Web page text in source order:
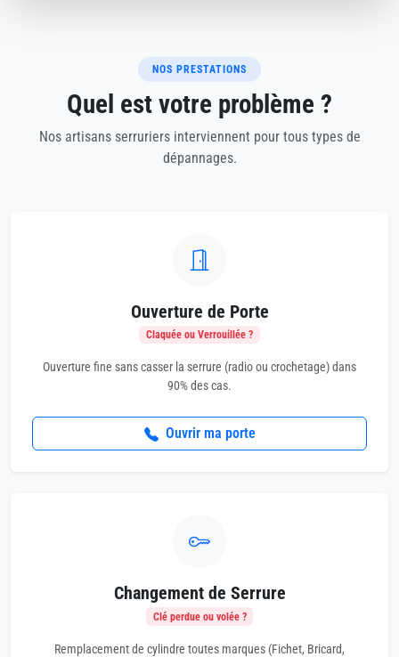
NOS PRESTATIONS
Quel est votre problème ?
Nos artisans serruriers interviennent pour tous types de
dépannages.
Ouverture de Porte
Claquée ou Verrouillée ?
Ouverture fine sans casser la serrure (radio ou crochetage) dans
90% des cas.
Ouvrir ma porte
Changement de Serrure
Clé perdue ou volée ?
Remplacement de cylindre toutes marques (Fichet, Bricard,